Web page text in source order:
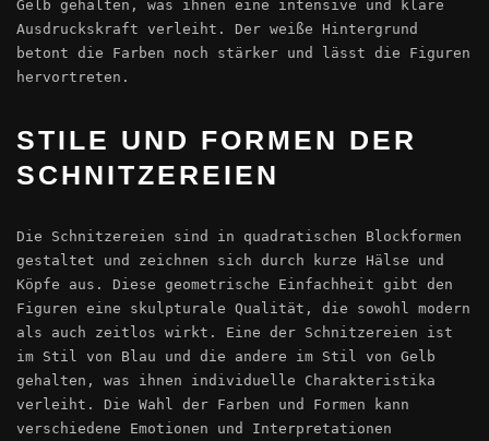
Gelb gehalten, was ihnen eine intensive und klare
Ausdruckskraft verleiht. Der weiße Hintergrund
betont die Farben noch stärker und lässt die Figuren
hervortreten.
STILE UND FORMEN DER
SCHNITZEREIEN
Die Schnitzereien sind in quadratischen Blockformen
gestaltet und zeichnen sich durch kurze Hälse und
Köpfe aus. Diese geometrische Einfachheit gibt den
Figuren eine skulpturale Qualität, die sowohl modern
als auch zeitlos wirkt. Eine der Schnitzereien ist
im Stil von Blau und die andere im Stil von Gelb
gehalten, was ihnen individuelle Charakteristika
verleiht. Die Wahl der Farben und Formen kann
verschiedene Emotionen und Interpretationen